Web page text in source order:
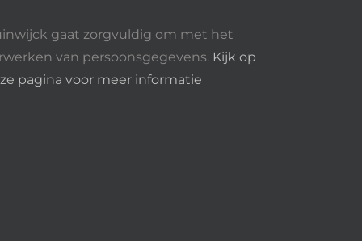
gaat zorgvuldig om met het
van persoonsgegevens. Kijk op
pagina voor meer informatie